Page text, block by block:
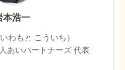
本浩一
わもと こういち）
あいパートナーズ 代表